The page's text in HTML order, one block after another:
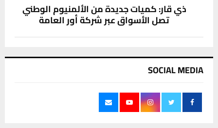
ذي قار: كميات جديدة من الألمنيوم الوطني
تصل الأسواق عبر شركة أور العامة
SOCIAL MEDIA